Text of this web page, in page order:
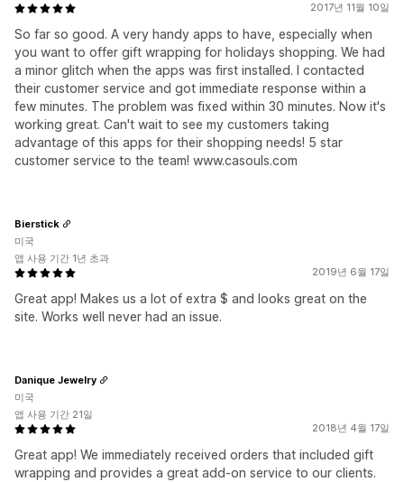
2017년 11월 10일
So far so good. A very handy apps to have, especially when
you want to offer gift wrapping for holidays shopping. We had
a minor glitch when the apps was first installed. I contacted
their customer service and got immediate response within a
few minutes. The problem was fixed within 30 minutes. Now it's
working great. Can't wait to see my customers taking
advantage of this apps for their shopping needs! 5 star
customer service to the team! www.casouls.com
2019년 6월 17일
Great app! Makes us a lot of extra $ and looks great on the
site. Works well never had an issue.
Bierstick
미국
앱 사용 기간 1년 초과
2018년 4월 17일
Great app! We immediately received orders that included gift
wrapping and provides a great add-on service to our clients.
Danique Jewelry
미국
앱 사용 기간 21일